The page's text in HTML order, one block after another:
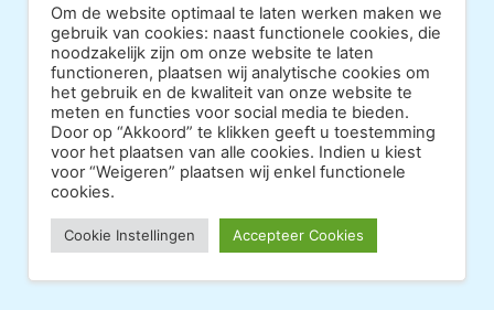
Vormgeving Hoenenenvandooren
· ·
Om de website optimaal te laten werken maken we
gebruik van cookies: naast functionele cookies, die
noodzakelijk zijn om onze website te laten
functioneren, plaatsen wij analytische cookies om
het gebruik en de kwaliteit van onze website te
meten en functies voor social media te bieden.
Door op “Akkoord” te klikken geeft u toestemming
voor het plaatsen van alle cookies. Indien u kiest
voor “Weigeren” plaatsen wij enkel functionele
cookies.
Cookie Instellingen Accepteer Cookies